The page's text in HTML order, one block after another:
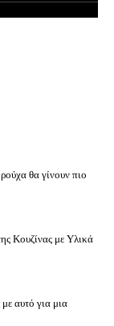
θα γίνουν πιο
Κουζίνας με Υλικά
αυτό για μια